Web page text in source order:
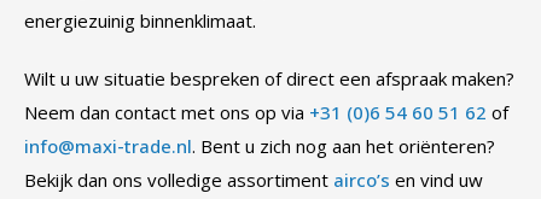
energiezuinig binnenklimaat.
Wilt u uw situatie bespreken of direct een afspraak maken?
Neem dan contact met ons op via +31 (0)6 54 60 51 62 of
info@maxi-trade.nl. Bent u zich nog aan het oriënteren?
Bekijk dan ons volledige assortiment airco’s en vind uw